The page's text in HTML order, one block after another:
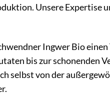
Unsere Expertise
Ingwer Bio
bis zur schonenden
selbst von der